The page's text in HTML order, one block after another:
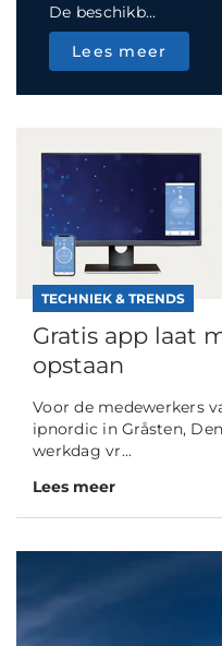
De beschikb...
Lees meer
TECHNIEK & TRENDS
Gratis app laat
opstaan
Voor de medewerkers
ipnordic in Gråsten,
werkdag vr...
Lees meer